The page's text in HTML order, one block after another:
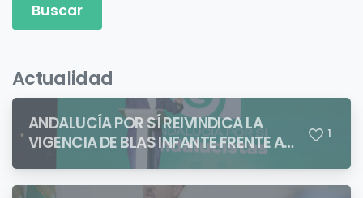
Actualidad
ANDALUCÍA POR SÍ REIVINDICA LA
VIGENCIA DE BLAS INFANTE FRENTE A
QUIENES PRETENDEN NEGAR LA
IDENTIDAD ANDALUZA
1